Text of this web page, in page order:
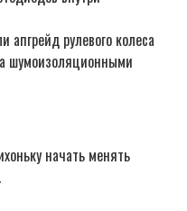
рулевого колеса
шумоизоляционными
начать менять